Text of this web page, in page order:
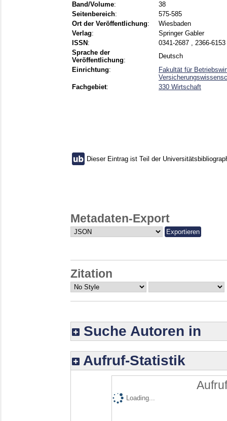
Band/Volume:
38
Seitenbereich:
575-585
Ort der Veröffentlichung:
Wiesbaden
Verlag:
Springer Gabler
ISSN :
0341-2687 , 2366-6153
Sprache der
Veröffentlichung:
Deutsch
Einrichtung:
Fakultät für
Fachgebiet: 330 Wirtschaft
Dieser Eintrag ist Teil der
Metadaten-Export
Zitation
Suche Autoren in
Aufruf-Statistik
Loading...